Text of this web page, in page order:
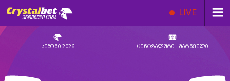
LIVE
სეზონი 2026 ცენტრალური - მარნეული